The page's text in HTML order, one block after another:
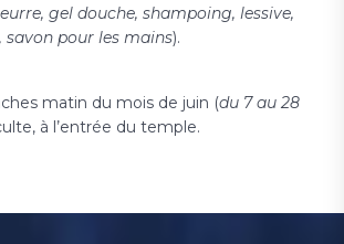
gel douche, shampoing, lessive,
pour les mains).
matin du mois de juin (du 7 au 28
à l’entrée du temple.